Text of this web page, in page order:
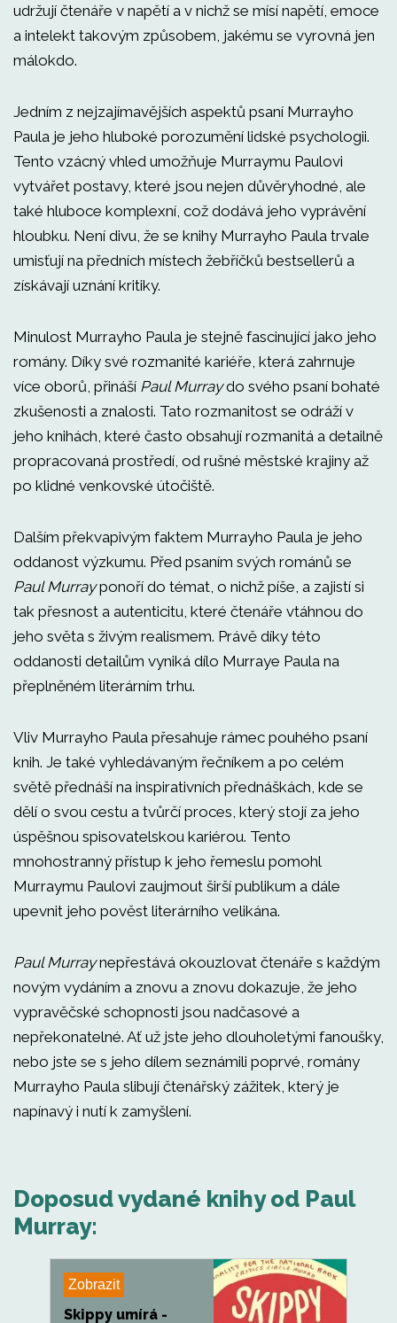
udržují čtenáře v napětí a v nichž se mísí napětí, emoce
a intelekt takovým způsobem, jakému se vyrovná jen
málokdo.
Jedním z nejzajímavějších aspektů psaní Murrayho
Paula je jeho hluboké porozumění lidské psychologii.
Tento vzácný vhled umožňuje Murraymu Paulovi
vytvářet postavy, které jsou nejen důvěryhodné, ale
také hluboce komplexní, což dodává jeho vyprávění
hloubku. Není divu, že se knihy Murrayho Paula trvale
umisťují na předních místech žebříčků bestsellerů a
získávají uznání kritiky.
Minulost Murrayho Paula je stejně fascinující jako jeho
romány. Díky své rozmanité kariéře, která zahrnuje
více oborů, přináší Paul Murraydo svého psaní bohaté
zkušenosti a znalosti. Tato rozmanitost se odráží v
jeho knihách, které často obsahují rozmanitá a detailně
propracovaná prostředí, od rušné městské krajiny až
po klidné venkovské útočiště.
Dalším překvapivým faktem Murrayho Paula je jeho
oddanost výzkumu. Před psaním svých románů se
Paul Murrayponoří do témat, o nichž píše, a zajistí si
tak přesnost a autenticitu, které čtenáře vtáhnou do
jeho světa s živým realismem. Právě díky této
oddanosti detailům vyniká dílo Murraye Paula na
přeplněném literárním trhu.
Vliv Murrayho Paula přesahuje rámec pouhého psaní
knih. Je také vyhledávaným řečníkem a po celém
světě přednáší na inspirativních přednáškách, kde se
dělí o svou cestu a tvůrčí proces, který stojí za jeho
úspěšnou spisovatelskou kariérou. Tento
mnohostranný přístup k jeho řemeslu pomohl
Murraymu Paulovi zaujmout širší publikum a dále
upevnit jeho pověst literárního velikána.
Paul Murraynepřestává okouzlovat čtenáře s každým
novým vydáním a znovu a znovu dokazuje, že jeho
vypravěčské schopnosti jsou nadčasové a
nepřekonatelné. Ať už jste jeho dlouholetými fanoušky,
nebo jste se s jeho dílem seznámili poprvé, romány
Murrayho Paula slibují čtenářský zážitek, který je
napínavý i nutí k zamyšlení.
Doposud vydané knihy od Paul
Murray:
Zobrazit
Skippy umírá -